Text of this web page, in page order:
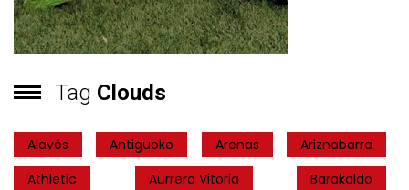
Tag Clouds
Alavés Antiguoko Arenas
Ariznabarra
Athletic
Aurrera Vitoria
Barakaldo